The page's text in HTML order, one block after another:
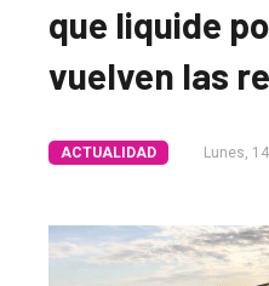
que liquide
vuelven las
ACTUALIDAD Lunes,